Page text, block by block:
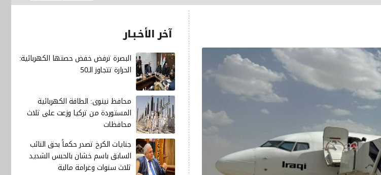
آخر الأخـبـار
البصرة ترفض خفض حصتها الكهربائية:
الحرارة تتجاوز الـ50
محافظ نينوى: الطاقة الكهربائية
المستوردة من تركيا وزعت على ثلاث
محافظات
جنايات الكرخ تصدر حكماً بحق النائب
السابق باسم خشان بالحبس الشديد
ثلاث سنوات وغرامة مالية